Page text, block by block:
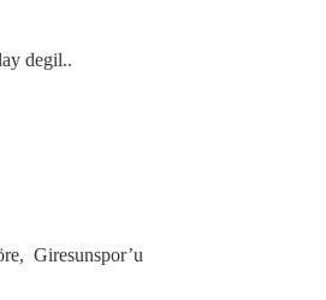
degil..
Giresunspor’u